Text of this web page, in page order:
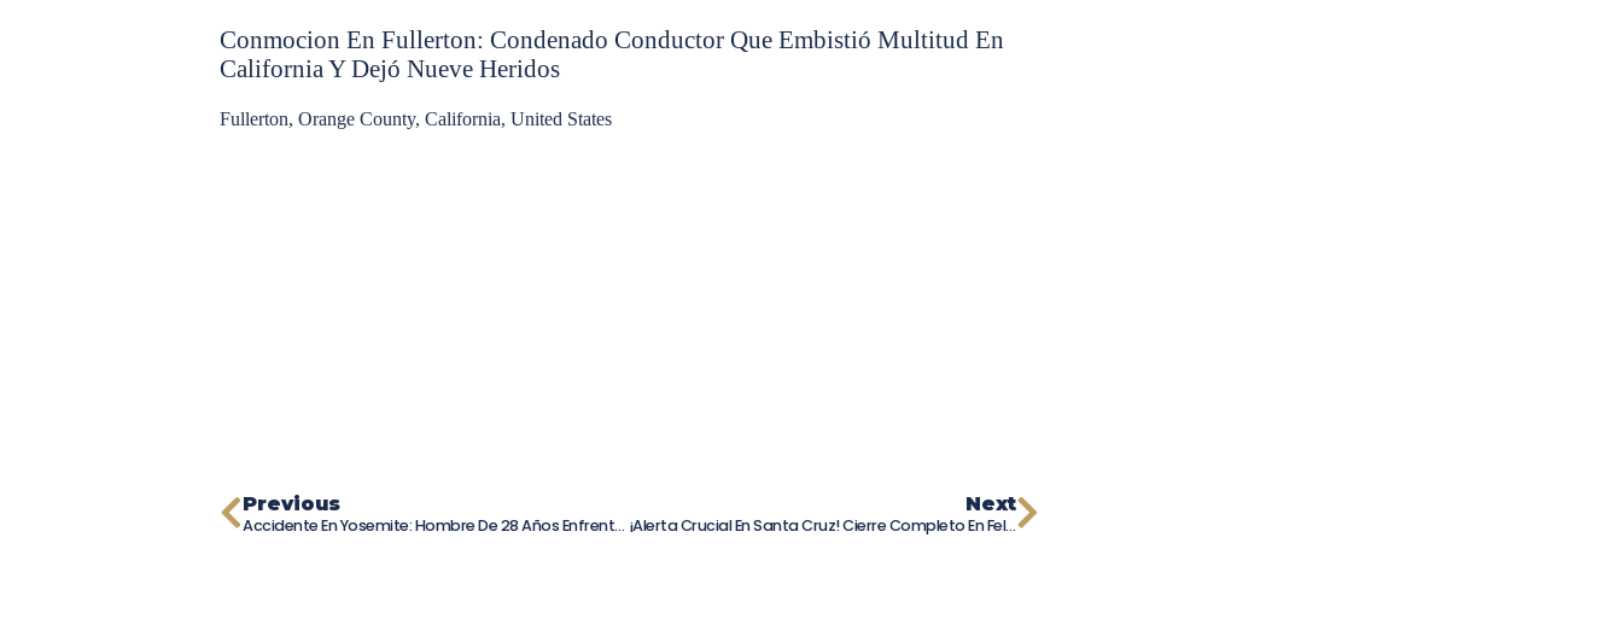
Conmocion En Fullerton: Condenado Conductor Que Embistió Multitud En
California Y Dejó Nueve Heridos
Fullerton, Orange County, California, United States
Previous
Accidente En Yosemite: Hombre De 28 Años Enfrenta Hasta Cinco Años De Prisión Por Incidente En El Parque Nacional
Next
¡Alerta Crucial En Santa Cruz! Cierre Completo En Felton Empire Tras Accidente Vial